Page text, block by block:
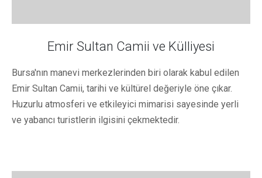
Emir Sultan Camii ve Külliyesi
Bursa'nın manevi merkezlerinden biri olarak kabul edilen
Emir Sultan Camii, tarihi ve kültürel değeriyle öne çıkar.
Huzurlu atmosferi ve etkileyici mimarisi sayesinde yerli
ve yabancı turistlerin ilgisini çekmektedir.